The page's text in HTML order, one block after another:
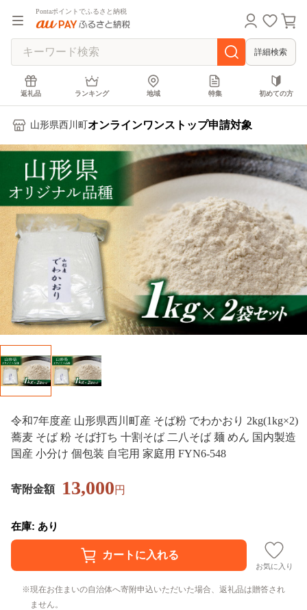
Pontaポイントでふるさと納税
詳細検索
返礼品 ランキング 地域 特集 初めての方
山形県西川町 オンラインワンストップ申請対象
令和7年度産 山形県西川町産 そば粉 でわかおり 2kg(1kg×2)
蕎麦 そば 粉 そば打ち 十割そば 二八そば 麺 めん 国内製造
国産 小分け 個包装 自宅用 家庭用 FYN6-548
寄附金額 13,000円
在庫: あり
お気に入り
現在お住まいの自治体へ寄附申込いただいた場合、返礼品は贈答され
ません。